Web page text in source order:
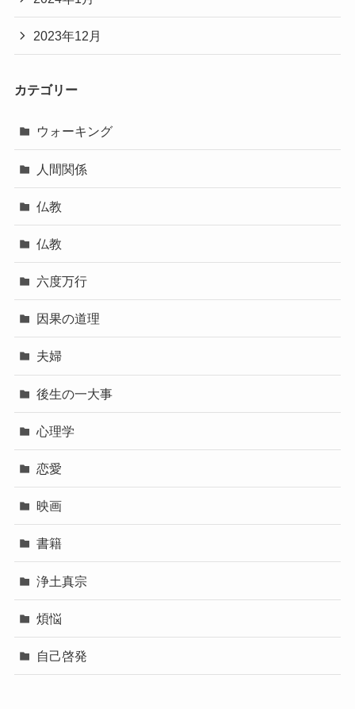
2023年12月
カテゴリー
ウォーキング
人間関係
仏教
仏教
六度万行
因果の道理
夫婦
後生の一大事
心理学
恋愛
映画
書籍
浄土真宗
煩悩
自己啓発